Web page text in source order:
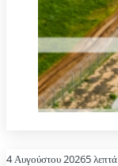
4 Αυγούστου 20265